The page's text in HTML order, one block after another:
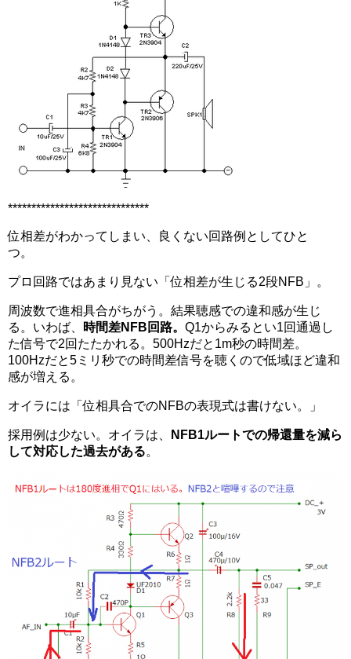
******************************
位相差がわかってしまい、良くない回路例としてひと
つ。
プロ回路ではあまり見ない「位相差が生じる2段NFB」。
周波数で進相具合がちがう。結果聴感での違和感が生じ
る。いわば、
時間差NFB回路。 Q1からみるとい1回通過し
た信号で2回たたかれる。500Hzだと1m秒の時間差。
100Hzだと5ミリ秒での時間差信号を聴くので低域ほど違和
感が増える。
オイラには「位相具合でのNFBの表現式は書けない。」
採用例は少ない。オイラは、
NFB1ルートでの帰還量を減ら
して対応した過去がある。